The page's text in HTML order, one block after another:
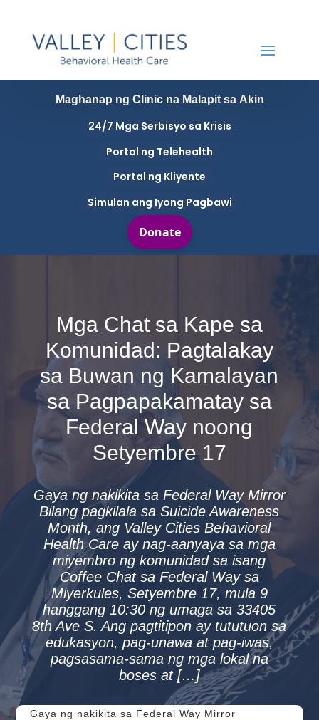
Maghanap ng Clinic na Malapit sa Akin
24/7 Mga Serbisyo sa Krisis
Portal ng Telehealth
Portal ng Kliyente
Simulan ang Iyong Pagbawi
Mga Chat sa Kape sa
Komunidad: Pagtalakay
sa Buwan ng Kamalayan
sa Pagpapakamatay sa
Federal Way noong
Setyembre 17
Gaya ng nakikita sa Federal Way Mirror
Bilang pagkilala sa Suicide Awareness
Month, ang Valley Cities Behavioral
Health Care ay nag-aanyaya sa mga
miyembro ng komunidad sa isang
Coffee Chat sa Federal Way sa
Miyerkules, Setyembre 17, mula 9
hanggang 10:30 ng umaga sa 33405
8th Ave S. Ang pagtitipon ay tututuon sa
edukasyon, pag-unawa at pag-iwas,
pagsasama-sama ng mga lokal na
boses at […]
Gaya ng nakikita sa Federal Way Mirror